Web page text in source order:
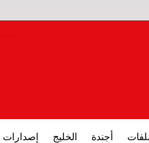
أجندة الخليج إصدارات